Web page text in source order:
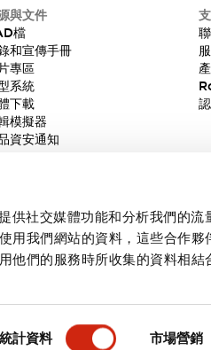
供社交媒體功能和分析我們的流
用我們網站的資料，這些合作夥
他們的服務時所收集的資料相結
統計資料 市場營銷
情 主要特點 規格
與文件
檔
和宣傳手冊
專區
系統
下載
模擬器
資安通知